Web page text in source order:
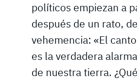
políticos empiezan a
después de un rato,
vehemencia: «El
es la verdadera
de nuestra tierra.